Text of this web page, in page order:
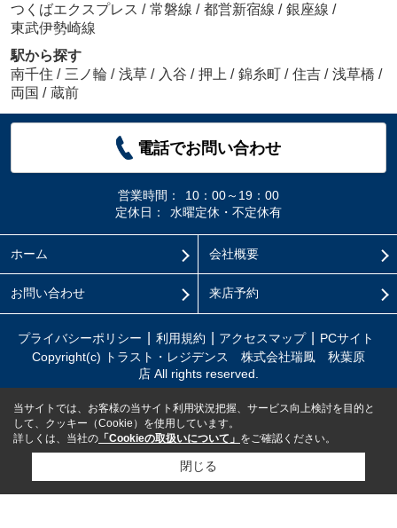
つくばエクスプレス / 常磐線 / 都営新宿線 / 銀座線 /
東武伊勢崎線
駅から探す
南千住 / 三ノ輪 / 浅草 / 入谷 / 押上 / 錦糸町 / 住吉 / 浅草橋 /
両国 / 蔵前
電話でお問い合わせ
営業時間：
10：00～19：00
定休日：
水曜定休・不定休有
ホーム 会社概要
お問い合わせ 来店予約
プライバシーポリシー 利用規約 アクセスマップ
PCサイト
Copyright(c) トラスト・レジデンス 株式会社瑞鳳 秋葉原
店 All rights reserved.
当サイトでは、お客様の当サイト利用状況把握、サービス向上検討を目的と
して、クッキー（Cookie）を使用しています。
詳しくは、当社の 「Cookieの取扱いについて」 をご確認ください。
閉じる